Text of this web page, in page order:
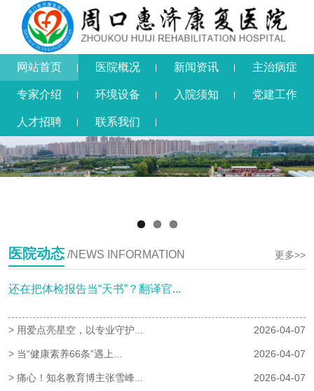
网站首页 医院概况 新闻资讯 主治病症
专家介绍 环境设备 入院须知 党建工作
人才招聘 联系我们
医院动态 /NEWS INFORMATION 更多>>
还在把体检报告当“天书”？翻译官...
> 用爱点亮星空，以专业守护... 2026-04-07
> 当“健康素养66条”遇上... 2026-04-07
> 痛心！知名教育博主张雪峰... 2026-04-07